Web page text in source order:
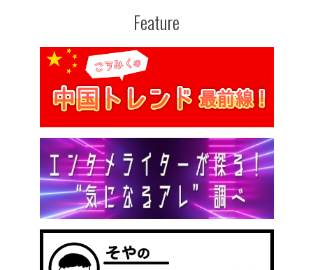
Feature